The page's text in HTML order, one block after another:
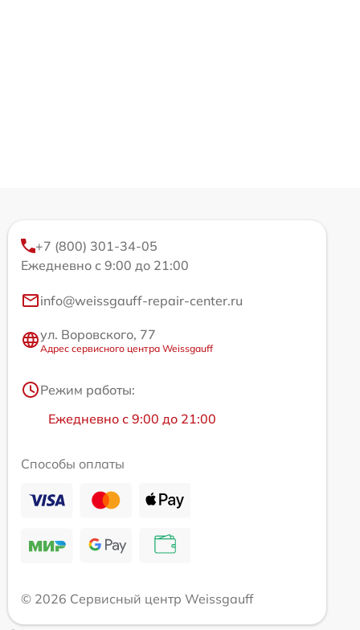
+7 (800) 301-34-05
Ежедневно с 9:00 до 21:00
info@weissgauff-repair-center.ru
ул. Воровского, 77
Адрес сервисного центра Weissgauff
Режим работы:
Ежедневно с 9:00 до 21:00
Способы оплаты
© 2026 Сервисный центр Weissgauff